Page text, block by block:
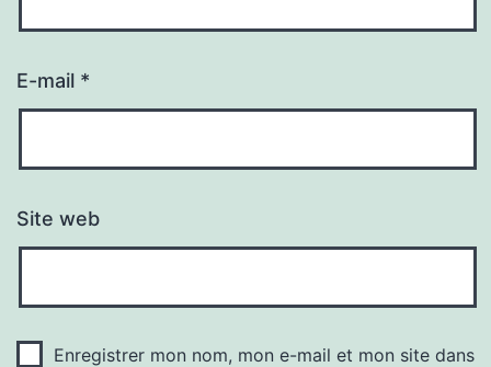
E-mail *
Site web
Enregistrer mon nom, mon e-mail et mon site dans